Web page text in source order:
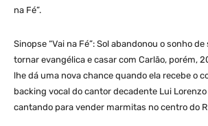
na Fé”.
Sinopse “Vai na Fé”: Sol abandonou o sonho
tornar evangélica e casar com Carlão, porém,
lhe dá uma nova chance quando ela recebe o
backing vocal do cantor decadente Lui
cantando para vender marmitas no centro do